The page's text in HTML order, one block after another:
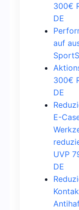
300€
DE
auf
300€
DE
E-
UVP
DE